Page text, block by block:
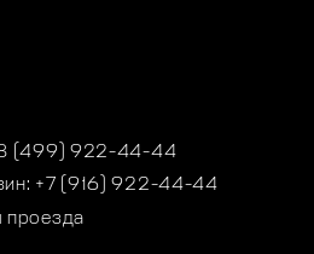
(499) 922-44-44
+7 (916) 922-44-44
проезда